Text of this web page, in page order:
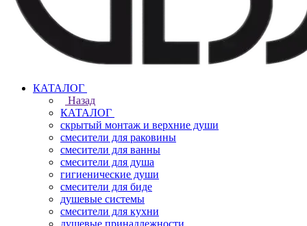
КАТАЛОГ
Назад
КАТАЛОГ
скрытый монтаж и верхние души
смесители для раковины
смесители для ванны
смесители для душа
гигиенические души
смесители для биде
душевые системы
смесители для кухни
душевые принадлежности